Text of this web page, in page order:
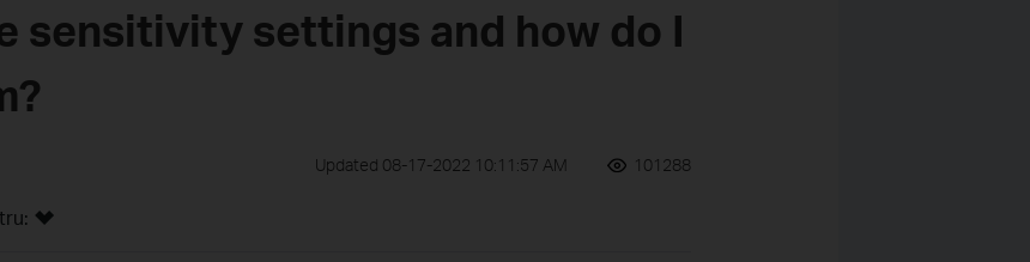
sensitivity settings and how do I
Updated 08-17-2022 10:11:57 AM 101288